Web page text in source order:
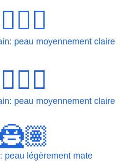
🦹🏼‍♂
peau moyennement claire
🦹🏼‍♂️
peau moyennement claire
🦹🏽
peau légèrement mate